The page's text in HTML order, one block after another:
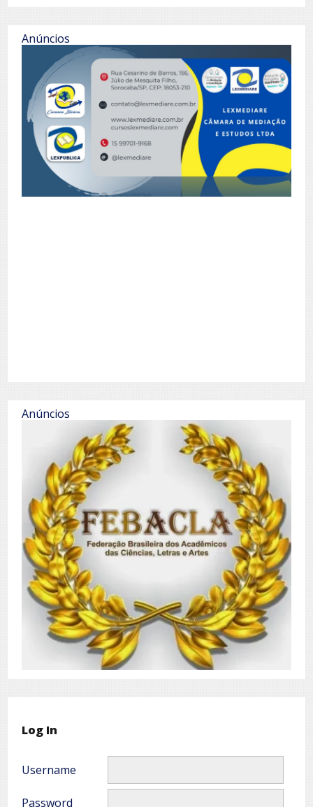
Anúncios
Anúncios
Log In
Username
Password